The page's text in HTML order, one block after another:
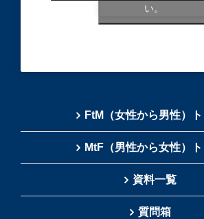
い。
FtM（女性から男性）
MtF（男性から女性）
資料一覧
質問箱